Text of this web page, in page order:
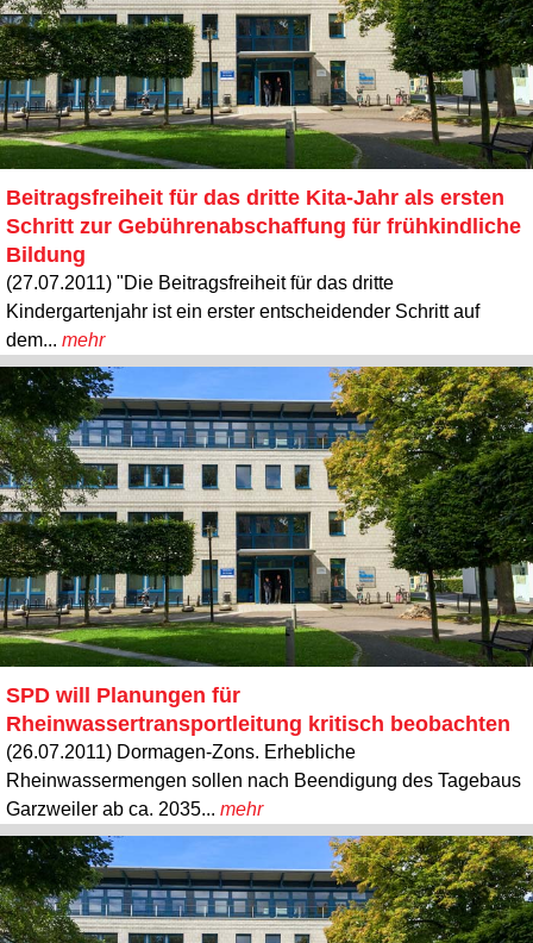
Beitragsfreiheit für das dritte Kita-Jahr als ersten
Schritt zur Gebührenabschaffung für frühkindliche
Bildung
(27.07.2011) "Die Beitragsfreiheit für das dritte
Kindergartenjahr ist ein erster entscheidender Schritt auf
dem... mehr
SPD will Planungen für
Rheinwassertransportleitung kritisch beobachten
(26.07.2011) Dormagen-Zons. Erhebliche
Rheinwassermengen sollen nach Beendigung des Tagebaus
Garzweiler ab ca. 2035... mehr